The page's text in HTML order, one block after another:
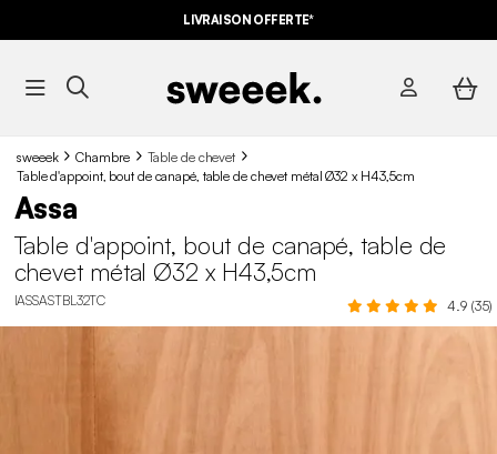
BONS PLANS* AVEC LECODE SUMMER10
LIVRAISON OFFERTE*
sweeek Chambre
Table de chevet
Table d'appoint, bout de canapé, table de chevet métal Ø32 x H43,5cm
Assa
Table d'appoint, bout de canapé, table de
chevet métal Ø32 x H43,5cm
IASSASTBL32TC 4.9 (35)